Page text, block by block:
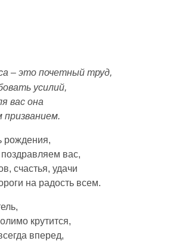
– это почетный труд,
усилий,
вас она
рождения,
вас,
счастья, удачи
на радость всем.
крутится,
вперед,